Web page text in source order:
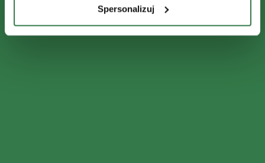
Spersonalizuj